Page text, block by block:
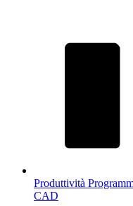
Produttività
CAD